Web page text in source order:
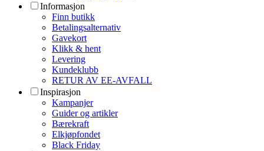
Informasjon
Finn butikk
Betalingsalternativ
Gavekort
Klikk & hent
Levering
Kundeklubb
RETUR AV EE-AVFALL
Inspirasjon
Kampanjer
Guider og artikler
Bærekraft
Elkjøpfondet
Black Friday